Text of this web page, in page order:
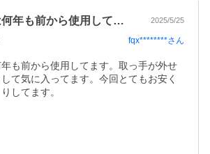
こちらの商品は何年も前から使用してます… 2025/5/25
fqx********さん
も前から使用してます。取っ手が外せ
て気に入ってます。今回とてもお安く
してます。